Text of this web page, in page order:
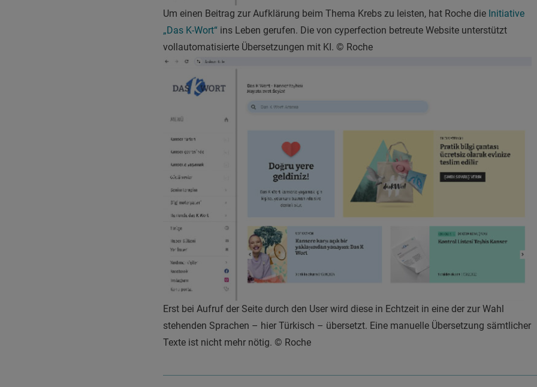
Um einen Beitrag zur Aufklärung beim Thema Krebs zu leisten, hat Roche die Initiative
„Das K-Wort“ ins Leben gerufen. Die von cyperfection betreute Website unterstützt
vollautomatisierte Übersetzungen mit KI. © Roche
Erst bei Aufruf der Seite durch den User wird diese in Echtzeit in eine der zur Wahl
stehenden Sprachen – hier Türkisch – übersetzt. Eine manuelle Übersetzung sämtlicher
Texte ist nicht mehr nötig. © Roche